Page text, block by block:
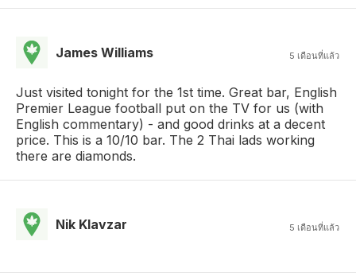
James Williams 5 เดือนที่แล้ว
Just visited tonight for the 1st time. Great bar, English
Premier League football put on the TV for us (with
English commentary) - and good drinks at a decent
price. This is a 10/10 bar. The 2 Thai lads working
there are diamonds.
Nik Klavzar 5 เดือนที่แล้ว